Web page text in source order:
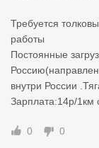
Требуется
работы
Постоянные
внутри России
Зарплата:14р/1км
0 0